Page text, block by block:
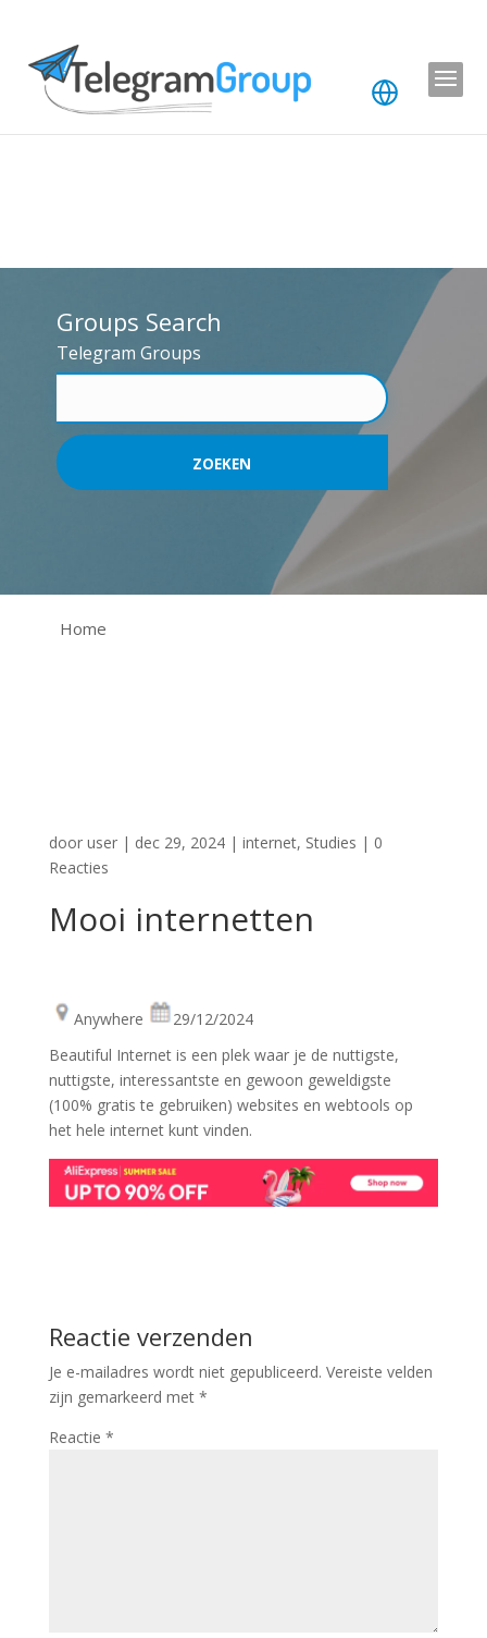
Groups Search
Telegram Groups
Home
door user| dec 29, 2024| internet, Studies | 0
Reacties
Mooi internetten
Anywhere
29/12/2024
Beautiful Internet is een plek waar je de nuttigste,
nuttigste, interessantste en gewoon geweldigste
(100% gratis te gebruiken) websites en webtools op
het hele internet kunt vinden.
Reactie verzenden
Je e-mailadres wordt niet gepubliceerd. Vereiste velden
zijn gemarkeerd met *
Reactie *